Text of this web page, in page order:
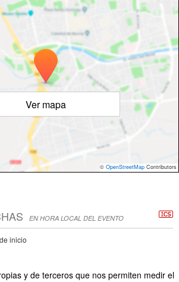
y de terceros que nos permiten medir el
Ver mapa
© OpenStreetMap Contributors
EN HORA LOCAL DEL EVENTO
inicio